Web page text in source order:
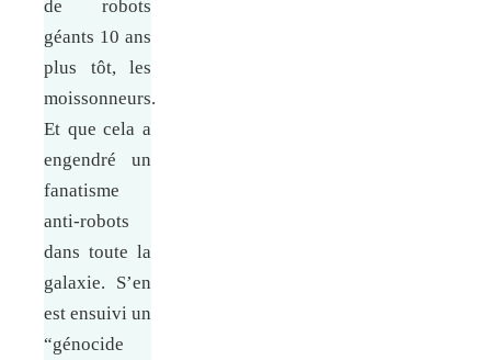
de robots
géants 10 ans
plus tôt, les
moissonneurs.
Et que cela a
engendré un
fanatisme
anti-robots
dans toute la
galaxie. S’en
est ensuivi un
“génocide